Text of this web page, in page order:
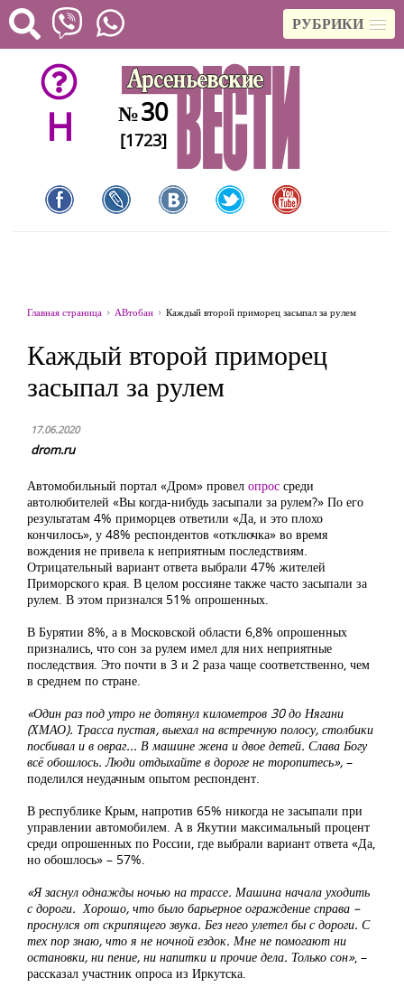
РУБРИКИ
H №30
[1723]
Главная страница АВтобан Каждый второй приморец засыпал за рулем
Каждый второй приморец
засыпал за рулем
17.06.2020
drom.ru
Автомобильный портал «Дром» провел опрос среди
автолюбителей «Вы когда-нибудь засыпали за рулем?» По его
результатам 4% приморцев ответили «Да, и это плохо
кончилось», у 48% респондентов «отключка» во время
вождения не привела к неприятным последствиям.
Отрицательный вариант ответа выбрали 47% жителей
Приморского края. В целом россияне также часто засыпали за
рулем. В этом признался 51% опрошенных.
В Бурятии 8%, а в Московской области 6,8% опрошенных
признались, что сон за рулем имел для них неприятные
последствия. Это почти в 3 и 2 раза чаще соответственно, чем
в среднем по стране.
«Один раз под утро не дотянул километров 30 до Нягани
(ХМАО). Трасса пустая, выехал на встречную полосу, столбики
посбивал и в овраг... В машине жена и двое детей. Слава Богу
всё обошлось. Люди отдыхайте в дороге не торопитесь», –
поделился неудачным опытом респондент.
В республике Крым, напротив 65% никогда не засыпали при
управлении автомобилем. А в Якутии максимальный процент
среди опрошенных по России, где выбрали вариант ответа «Да,
но обошлось» – 57%.
«Я заснул однажды ночью на трассе. Машина начала уходить
с дороги. Хорошо, что было барьерное ограждение справа –
проснулся от скрипящего звука. Без него улетел бы с дороги. С
тех пор знаю, что я не ночной ездок. Мне не помогают ни
остановки, ни пение, ни напитки и прочие дела. Только сон», –
рассказал участник опроса из Иркутска.